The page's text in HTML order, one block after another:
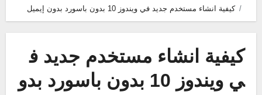
كيفية انشاء مستخدم جديد في ويندوز 10 بدون باسورد بدون إيميل
كيفية انشاء مستخدم جديد ف
ي ويندوز 10 بدون باسورد بدو